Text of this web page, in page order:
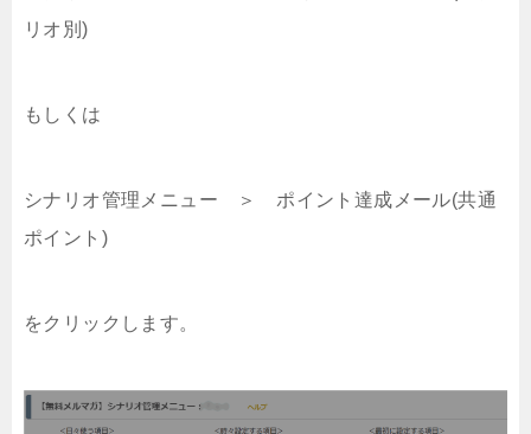
リオ別)
もしくは
シナリオ管理メニュー ＞ ポイント達成メール(共通
ポイント)
をクリックします。